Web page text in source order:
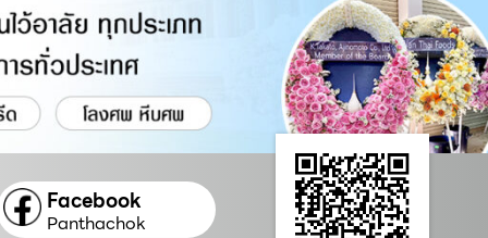
Facebook
Panthachok